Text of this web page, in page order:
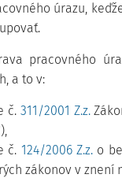
úrazu,
pracovného
a to v:
č. 311/2001 Z.z.
č. 124/2006 Z.z. o
zákonov v znení